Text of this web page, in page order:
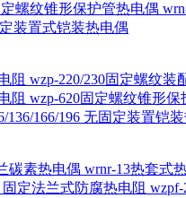
螺纹锥形保护管热电偶
装置式铠装热电偶
阻 wzp-220/230固定螺纹装
阻 wzp-620固定螺纹锥形保
136/166/196 无固定装置铠
碳素热电偶 wrnr-13热套式
固定法兰式防腐热电阻